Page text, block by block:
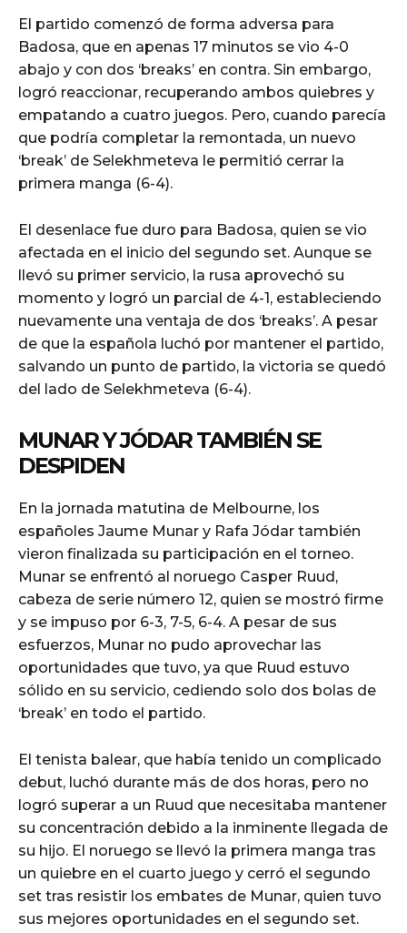
El partido comenzó de forma adversa para
Badosa, que en apenas 17 minutos se vio 4-0
abajo y con dos ‘breaks’ en contra. Sin embargo,
logró reaccionar, recuperando ambos quiebres y
empatando a cuatro juegos. Pero, cuando parecía
que podría completar la remontada, un nuevo
‘break’ de Selekhmeteva le permitió cerrar la
primera manga (6-4).
El desenlace fue duro para Badosa, quien se vio
afectada en el inicio del segundo set. Aunque se
llevó su primer servicio, la rusa aprovechó su
momento y logró un parcial de 4-1, estableciendo
nuevamente una ventaja de dos ‘breaks’. A pesar
de que la española luchó por mantener el partido,
salvando un punto de partido, la victoria se quedó
del lado de Selekhmeteva (6-4).
MUNAR Y JÓDAR TAMBIÉN SE
DESPIDEN
En la jornada matutina de Melbourne, los
españoles Jaume Munar y Rafa Jódar también
vieron finalizada su participación en el torneo.
Munar se enfrentó al noruego Casper Ruud,
cabeza de serie número 12, quien se mostró firme
y se impuso por 6-3, 7-5, 6-4. A pesar de sus
esfuerzos, Munar no pudo aprovechar las
oportunidades que tuvo, ya que Ruud estuvo
sólido en su servicio, cediendo solo dos bolas de
‘break’ en todo el partido.
El tenista balear, que había tenido un complicado
debut, luchó durante más de dos horas, pero no
logró superar a un Ruud que necesitaba mantener
su concentración debido a la inminente llegada de
su hijo. El noruego se llevó la primera manga tras
un quiebre en el cuarto juego y cerró el segundo
set tras resistir los embates de Munar, quien tuvo
sus mejores oportunidades en el segundo set.